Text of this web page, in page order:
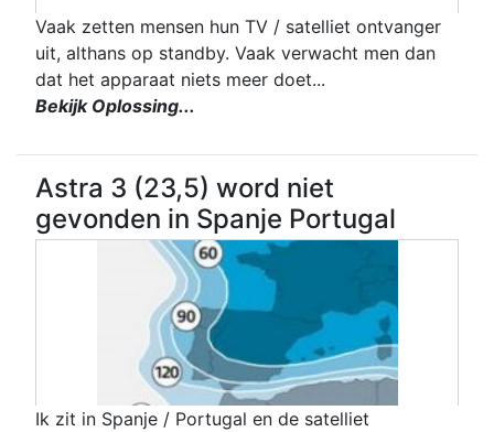
Vaak zetten mensen hun TV / satelliet ontvanger
uit, althans op standby. Vaak verwacht men dan
dat het apparaat niets meer doet...
Bekijk Oplossing...
Astra 3 (23,5) word niet
gevonden in Spanje Portugal
Ik zit in Spanje / Portugal en de satelliet